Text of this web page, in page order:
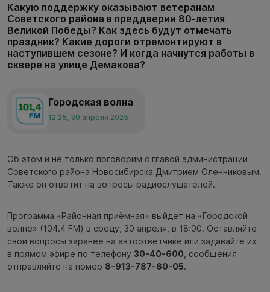
Какую поддержку оказывают ветеранам
Советского района в преддверии 80-летия
Великой Победы? Как здесь будут отмечать
праздник? Какие дороги отремонтируют в
наступившем сезоне? И когда начнутся работы в
сквере на улице Демакова?
Городская волна
12:25, 30 апреля 2025
Об этом и не только поговорим с главой администрации
Советского района Новосибирска Дмитрием Оленниковым.
Также он ответит на вопросы радиослушателей.
Программа «Районная приёмная» выйдет на «Городской
волне» (104.4 FM) в среду, 30 апреля, в 18:00. Оставляйте
свои вопросы заранее на автоответчике или задавайте их
в прямом эфире по телефону 30-40-600 , сообщения
отправляйте на номер 8-913-787-60-05.